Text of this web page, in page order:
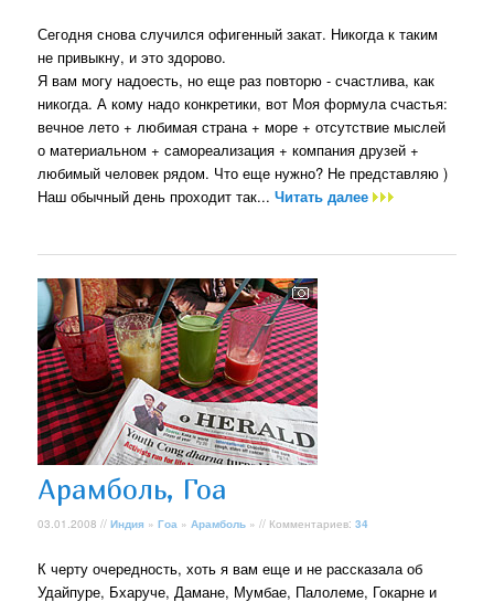
Сегодня снова случился офигенный закат. Никогда к таким
не привыкну, и это здорово.
Я вам могу надоесть, но еще раз повторю - счастлива, как
никогда. А кому надо конкретики, вот Моя формула счастья:
вечное лето + любимая страна + море + отсутствие мыслей
о материальном + самореализация + компания друзей +
любимый человек рядом. Что еще нужно? Не представляю )
Наш обычный день проходит так...Читать далее
Арамболь, Гоа
03.01.2008 //Индия »Гоа »Арамболь » // Комментариев:34
К черту очередность, хоть я вам еще и не рассказала об
Удайпуре, Бхаруче, Дамане, Мумбае, Палолеме, Гокарне и